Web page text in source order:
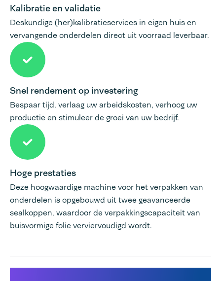
Kalibratie en validatie
Deskundige (her)kalibratieservices in eigen huis en
vervangende onderdelen direct uit voorraad leverbaar.
Snel rendement op investering
Bespaar tijd, verlaag uw arbeidskosten, verhoog uw
productie en stimuleer de groei van uw bedrijf.
Hoge prestaties
Deze hoogwaardige machine voor het verpakken van
onderdelen is opgebouwd uit twee geavanceerde
sealkoppen, waardoor de verpakkingscapaciteit van
buisvormige folie verviervoudigd wordt.